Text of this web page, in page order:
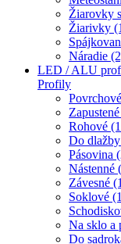
Žiarovky
Žiarivky
Náradie
LED / ALU
Profily
Rohové
Do
Pásovina
Nástenné
Závesné
Soklové
Na sklo a
Do